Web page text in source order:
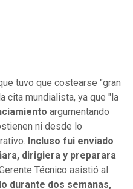
tuvo que costearse "gran
cita mundialista, ya que "la
argumentando
ni desde lo
Incluso fui enviado
dirigiera y preparara
Técnico asistió al
durante dos semanas,